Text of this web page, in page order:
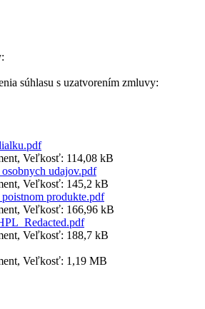
súhlasu s uzatvorením zmluvy:
Veľkosť: 114,08 kB
udajov.pdf
Veľkosť: 145,2 kB
produkte.pdf
Veľkosť: 166,96 kB
Veľkosť: 188,7 kB
Veľkosť: 1,19 MB